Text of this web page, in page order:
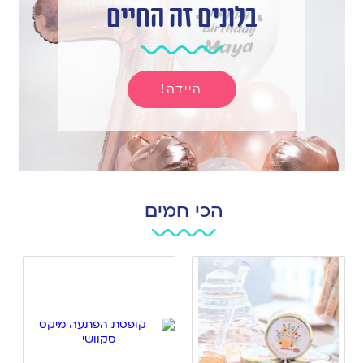
בלונים זה החיים
היידה!
הכי חמים